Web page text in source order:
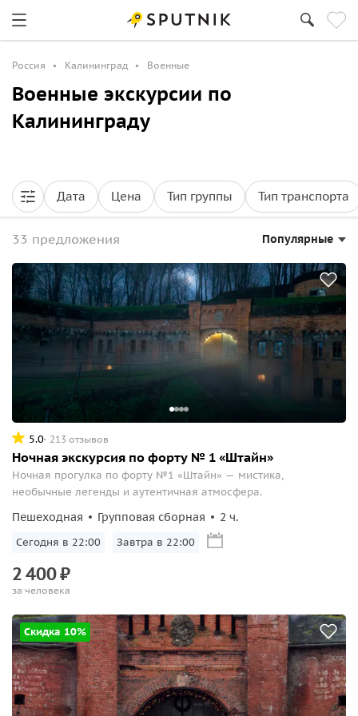
Россия Калининград Военные
Военные экскурсии по
Калининграду
Дата Цена Тип группы Тип транспорта
33 предложения Популярные
5.0 213 отзывов
Ночная экскурсия по форту № 1 «Штайн»
Ночная прогулка по форту №1 «Штайн» — мистика,
необычные легенды и аутентичная атмосфера.
Пешеходная Групповая сборная 2 ч.
Сегодня в 22:00 Завтра в 22:00
2400₽
за человека
Скидка 10%